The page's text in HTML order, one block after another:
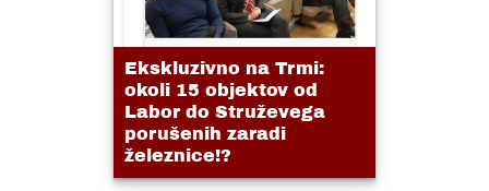
Ekskluzivno na Trmi:
okoli 15 objektov od
Labor do Struževega
porušenih zaradi
železnice!?